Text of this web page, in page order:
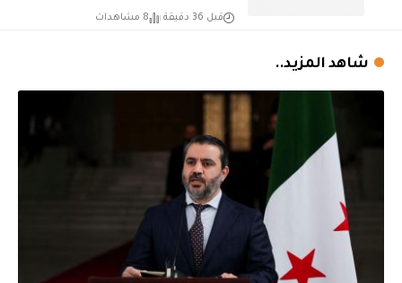
قبل 36 دقيقة 8 مشاهدات
شاهد المزيد..